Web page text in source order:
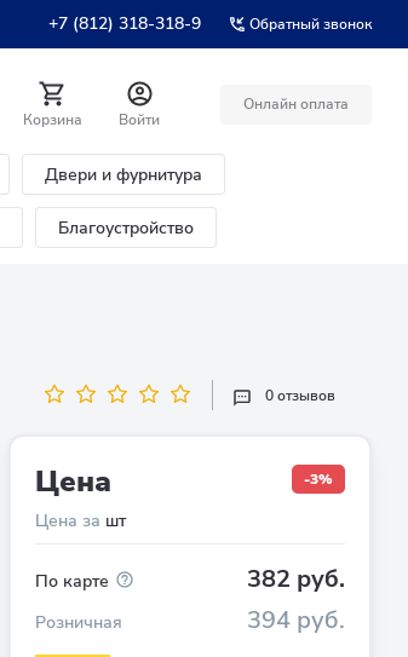
+7 (812) 318-318-9 Обратный звонок
Корзина Войти
Онлайн оплата
Двери и фурнитура
Благоустройство
0 отзывов
Цена
Цена за шт
-3%
По карте 382 руб.
Розничная 394 руб.